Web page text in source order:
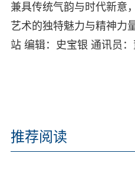
兼具传统气韵与时代新意
艺术的独特魅力与精神力
站 编辑：史宝银 通讯员：
推荐阅读